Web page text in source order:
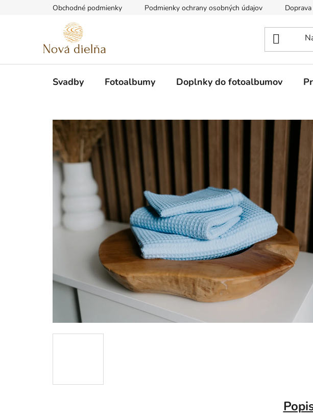
Obchodné podmienky Podmienky ochrany osobných údajov
Svadby Fotoalbumy Doplnky do fotoalbumov